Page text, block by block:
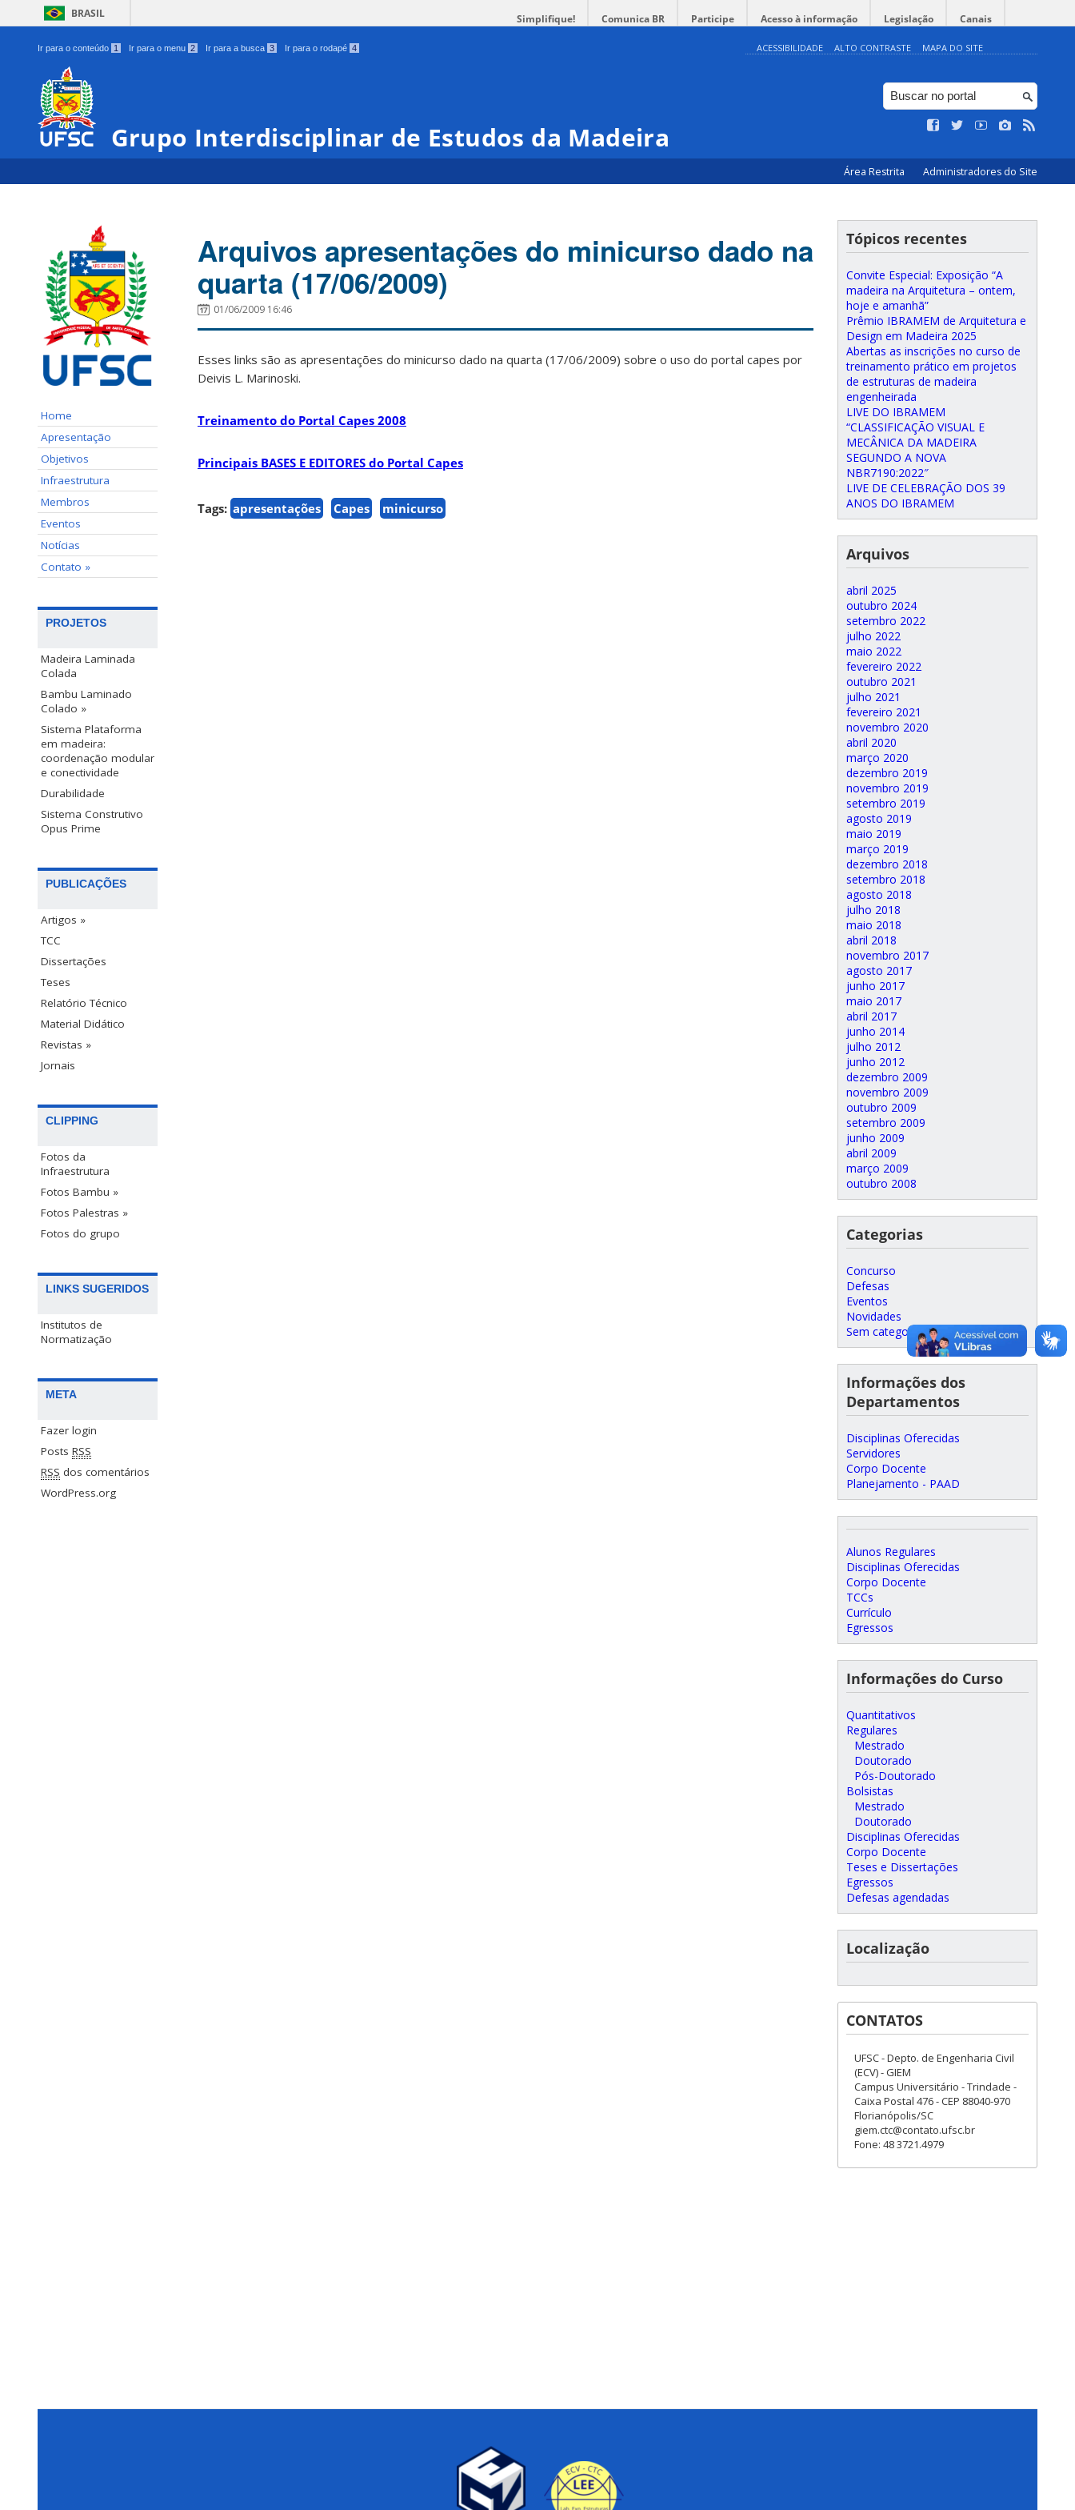
BRASIL Simplifique! Comunica BR Participe Acesso à informação Legislação Canais
Ir para o conteúdo 1 Ir para o menu 2 Ir para a busca 3 Ir para o rodapé 4 ACESSIBILIDADE ALTO CONTRASTE MAPA DO SITE
Grupo Interdisciplinar de Estudos da Madeira
Área Restrita Administradores do Site
Home
Apresentação
Objetivos
Infraestrutura
Membros
Eventos
Notícias
Contato »
PROJETOS
Madeira Laminada
Colada
Bambu Laminado
Colado »
Sistema Plataforma
em madeira:
coordenação modular
e conectividade
Durabilidade
Sistema Construtivo
Opus Prime
PUBLICAÇÕES
Artigos »
TCC
Dissertações
Teses
Relatório Técnico
Material Didático
Revistas »
Jornais
CLIPPING
Fotos da
Infraestrutura
Fotos Bambu »
Fotos Palestras »
Fotos do grupo
LINKS SUGERIDOS
Institutos de
Normatização
META
Fazer login
Posts RSS
RSS dos comentários
WordPress.org
Arquivos apresentações do minicurso dado na
quarta (17/06/2009)
01/06/2009 16:46
Esses links são as apresentações do minicurso dado na quarta (17/06/2009) sobre o uso do portal capes por
Deivis L. Marinoski.
Treinamento do Portal Capes 2008
Principais BASES E EDITORES do Portal Capes
Tags: apresentações Capes minicurso
Tópicos recentes
Convite Especial: Exposição “A
madeira na Arquitetura – ontem,
hoje e amanhã”
Prêmio IBRAMEM de Arquitetura e
Design em Madeira 2025
Abertas as inscrições no curso de
treinamento prático em projetos
de estruturas de madeira
engenheirada
LIVE DO IBRAMEM
“CLASSIFICAÇÃO VISUAL E
MECÂNICA DA MADEIRA
SEGUNDO A NOVA
NBR7190:2022″
LIVE DE CELEBRAÇÃO DOS 39
ANOS DO IBRAMEM
Arquivos
abril 2025
outubro 2024
setembro 2022
julho 2022
maio 2022
fevereiro 2022
outubro 2021
julho 2021
fevereiro 2021
novembro 2020
abril 2020
março 2020
dezembro 2019
novembro 2019
setembro 2019
agosto 2019
maio 2019
março 2019
dezembro 2018
setembro 2018
agosto 2018
julho 2018
maio 2018
abril 2018
novembro 2017
agosto 2017
junho 2017
maio 2017
abril 2017
junho 2014
julho 2012
junho 2012
dezembro 2009
novembro 2009
outubro 2009
setembro 2009
junho 2009
abril 2009
março 2009
outubro 2008
Categorias
Concurso
Defesas
Eventos
Novidades
Sem categoria
Informações dos
Departamentos
Disciplinas Oferecidas
Servidores
Corpo Docente
Planejamento - PAAD
Alunos Regulares
Disciplinas Oferecidas
Corpo Docente
TCCs
Currículo
Egressos
Informações do Curso
Quantitativos
Regulares
Mestrado
Doutorado
Pós-Doutorado
Bolsistas
Mestrado
Doutorado
Disciplinas Oferecidas
Corpo Docente
Teses e Dissertações
Egressos
Defesas agendadas
Localização
CONTATOS
UFSC - Depto. de Engenharia Civil
(ECV) - GIEM
Campus Universitário - Trindade -
Caixa Postal 476 - CEP 88040-970
Florianópolis/SC
giem.ctc@contato.ufsc.br
Fone: 48 3721.4979